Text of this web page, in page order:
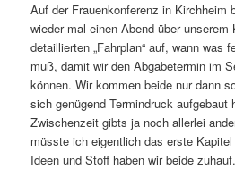
Auf der Frauenkonferenz in Kirchheim
wieder mal einen Abend über
detaillierten „Fahrplan“ auf, wann was
muß, damit wir den Abgabetermin im
können. Wir kommen beide nur dann
sich genügend Termindruck aufgebaut
Zwischenzeit gibts ja noch allerlei
müsste ich eigentlich das erste
Ideen und Stoff haben wir beide